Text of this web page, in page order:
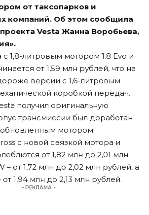
от таксопарков и
компаний. Об этом сообщила
Vesta Жанна Воробьева,
с 1,8-литровым мотором 1.8 Evo и
от 1,59 млн рублей, что на
версии с 1,6-литровым
коробкой передач.
получил оригинальную
трансмиссии был доработан
мотором.
с новой связкой мотора и
от 1,82 млн до 2,01 млн
– от 1,72 млн до 2,02 млн рублей, а
от 1,94 млн до 2,13 млн рублей.
- РЕКЛАМА -